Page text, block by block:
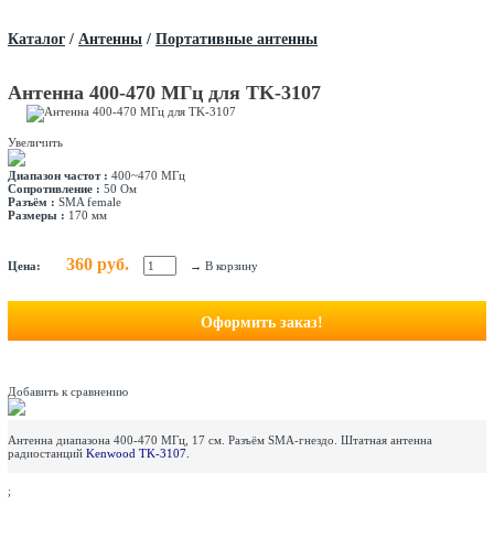
Каталог / Антенны / Портативные антенны
Антенна 400-470 МГц для TK-3107
Увеличить
Диапазон частот : 400~470 МГц
Сопротивление : 50 Ом
Разъём : SMA female
Размеры : 170 мм
Цена: 360 руб. → В корзину
Оформить заказ!
Добавить к сравнению
Антенна диапазона 400-470 МГц, 17 см. Разъём SMA-гнездо. Штатная антенна
радиостанций Kenwood TK-3107.
;